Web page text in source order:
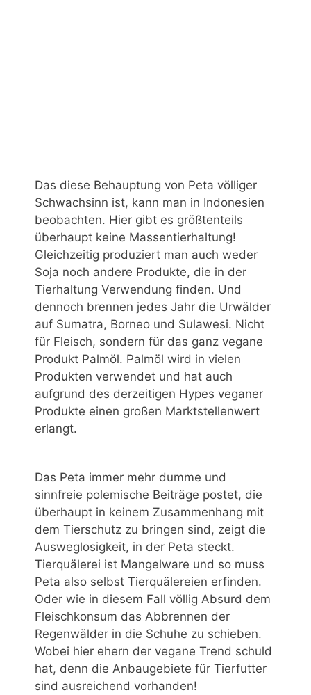
Das diese Behauptung von Peta völliger
Schwachsinn ist, kann man in Indonesien
beobachten. Hier gibt es größtenteils
überhaupt keine Massentierhaltung!
Gleichzeitig produziert man auch weder
Soja noch andere Produkte, die in der
Tierhaltung Verwendung finden. Und
dennoch brennen jedes Jahr die Urwälder
auf Sumatra, Borneo und Sulawesi. Nicht
für Fleisch, sondern für das ganz vegane
Produkt Palmöl. Palmöl wird in vielen
Produkten verwendet und hat auch
aufgrund des derzeitigen Hypes veganer
Produkte einen großen Marktstellenwert
erlangt.
Das Peta immer mehr dumme und
sinnfreie polemische Beiträge postet, die
überhaupt in keinem Zusammenhang mit
dem Tierschutz zu bringen sind, zeigt die
Ausweglosigkeit, in der Peta steckt.
Tierquälerei ist Mangelware und so muss
Peta also selbst Tierquälereien erfinden.
Oder wie in diesem Fall völlig Absurd dem
Fleischkonsum das Abbrennen der
Regenwälder in die Schuhe zu schieben.
Wobei hier ehern der vegane Trend schuld
hat, denn die Anbaugebiete für Tierfutter
sind ausreichend vorhanden!